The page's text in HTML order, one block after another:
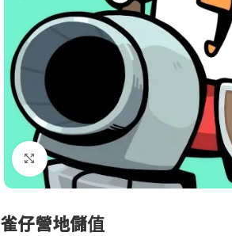
點擊放大
雀仔營地儲值